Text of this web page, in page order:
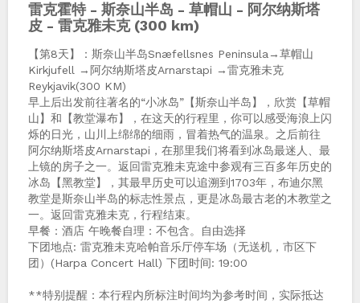
雷克霍特 - 斯奈山半岛 - 草帽山 - 阿尔纳斯塔
皮 - 雷克雅未克 (300 km)
【第8天】：斯奈山半岛Snæfellsnes Peninsula→草帽山
Kirkjufell →阿尔纳斯塔皮Arnarstapi →雷克雅未克
Reykjavik(300 KM)
早上后出发前往著名的“小冰岛”【斯奈山半岛】，欣赏【草帽
山】和【教堂瀑布】，在这天的行程里，你可以感受海浪上闪
烁的日光，山川上绵绵的细雨，冒着热气的温泉。之后前往
阿尔纳斯塔皮Arnarstapi，在那里我们将看到冰岛最迷人、最
上镜的房子之一。返回雷克雅未克途中参观有三百多年历史的
冰岛【黑教堂】，其最早历史可以追溯到1703年，布迪尔黑
教堂是斯奈山半岛的标志性景点，更是冰岛最古老的木教堂之
一。返回雷克雅未克，行程结束。
早餐：酒店 午晚餐自理：不包含。自由选择
下团地点: 雷克雅未克哈帕音乐厅停车场（无送机，市区下
团）(Harpa Concert Hall) 下团时间: 19:00
**特别提醒：本行程内所标注时间均为参考时间，实际抵达